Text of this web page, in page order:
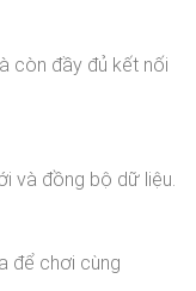
còn đầy đủ kết nối
và đồng bộ dữ liệu.
để chơi cùng